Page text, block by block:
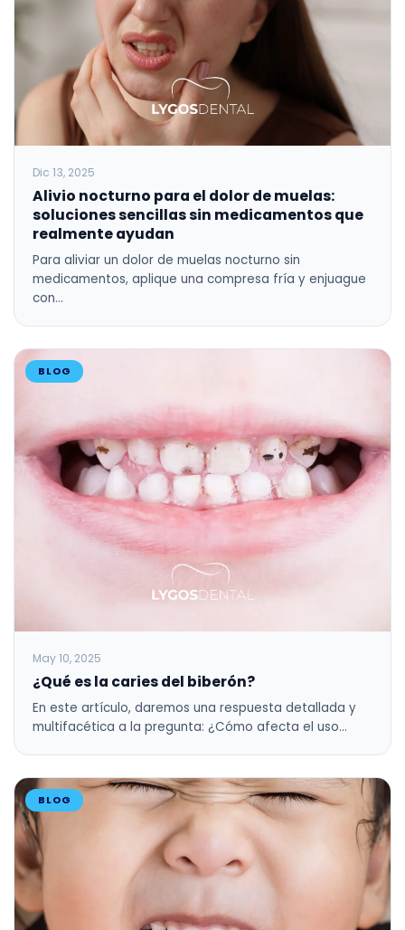
Dic 13, 2025
Alivio nocturno para el dolor de muelas:
soluciones sencillas sin medicamentos que
realmente ayudan
Para aliviar un dolor de muelas nocturno sin
medicamentos, aplique una compresa fría y enjuague
con…
BLOG
May 10, 2025
¿Qué es la caries del biberón?
En este artículo, daremos una respuesta detallada y
multifacética a la pregunta: ¿Cómo afecta el uso…
BLOG